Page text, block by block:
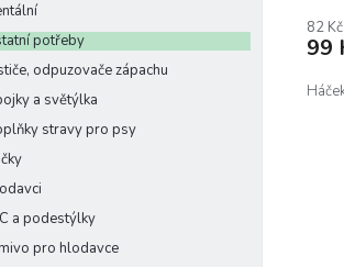
potřeby
odpuzovače zápachu
a světýlka
stravy pro psy
a podestýlky
pro hlodavce
je
z
82
99